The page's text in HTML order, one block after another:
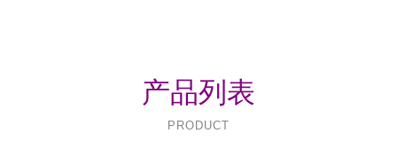
产品列表
PRODUCT